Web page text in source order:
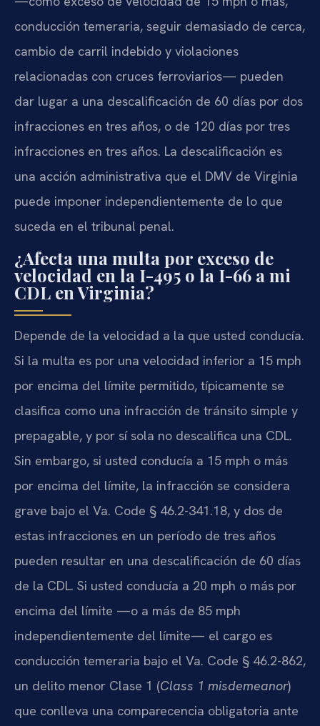
conducción temeraria, seguir demasiado de cerca,
cambio de carril indebido y violaciones
relacionadas con cruces ferroviarios— pueden
dar lugar a una descalificación de 60 días por dos
infracciones en tres años, o de 120 días por tres
infracciones en tres años. La descalificación es
una acción administrativa que el DMV de Virginia
puede imponer independientemente de lo que
suceda en el tribunal penal.
¿Afecta una multa por exceso de
velocidad en la I-495 o la I-66 a mi
CDL en Virginia?
Depende de la velocidad a la que usted conducía.
Si la multa es por una velocidad inferior a 15 mph
por encima del límite permitido, típicamente se
clasifica como una infracción de tránsito simple y
prepagable, y por sí sola no descalifica una CDL.
Sin embargo, si usted conducía a 15 mph o más
por encima del límite, la infracción se considera
grave bajo el Va. Code § 46.2-341.18, y dos de
estas infracciones en un período de tres años
pueden resultar en una descalificación de 60 días
de la CDL. Si usted conducía a 20 mph o más por
encima del límite —o a más de 85 mph
independientemente del límite— el cargo es
conducción temeraria bajo el Va. Code § 46.2-862,
un delito menor Clase 1 (Class 1 misdemeanor)
que conlleva una comparecencia obligatoria ante